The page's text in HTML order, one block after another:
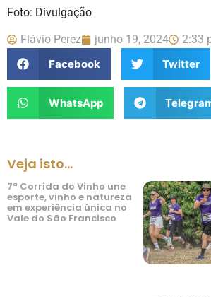
Foto: Divulgação
Flávio Perez junho 19, 2024
2:33
Facebook
Twitter
WhatsApp
Veja isto...
7ª Corrida do Vinho une
esporte, vinho e natureza
em experiência única no
Vale do São Francisco